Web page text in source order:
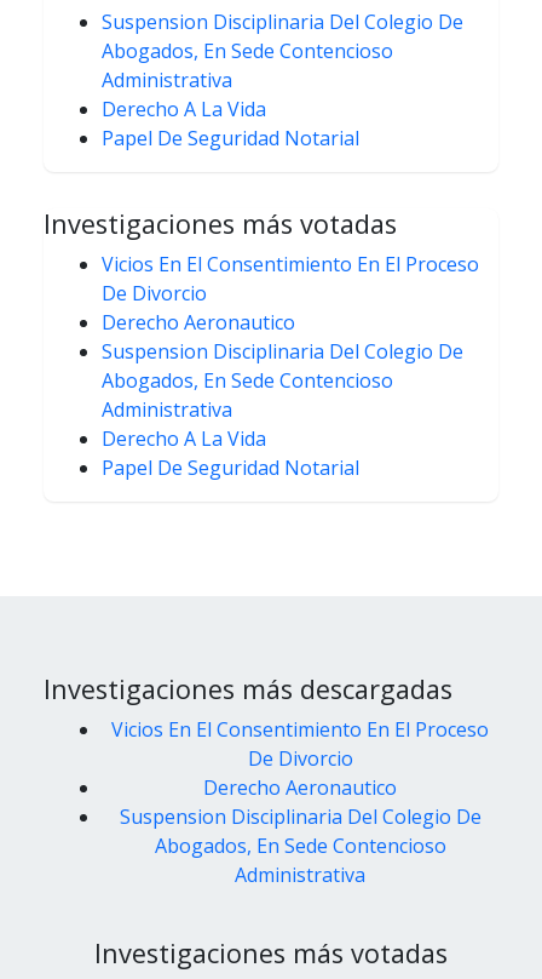
Suspension Disciplinaria Del Colegio De
Abogados, En Sede Contencioso
Administrativa
Derecho A La Vida
Papel De Seguridad Notarial
Investigaciones más votadas
Vicios En El Consentimiento En El Proceso
De Divorcio
Derecho Aeronautico
Suspension Disciplinaria Del Colegio De
Abogados, En Sede Contencioso
Administrativa
Derecho A La Vida
Papel De Seguridad Notarial
Investigaciones más descargadas
Vicios En El Consentimiento En El Proceso
De Divorcio
Derecho Aeronautico
Suspension Disciplinaria Del Colegio De
Abogados, En Sede Contencioso
Administrativa
Investigaciones más votadas